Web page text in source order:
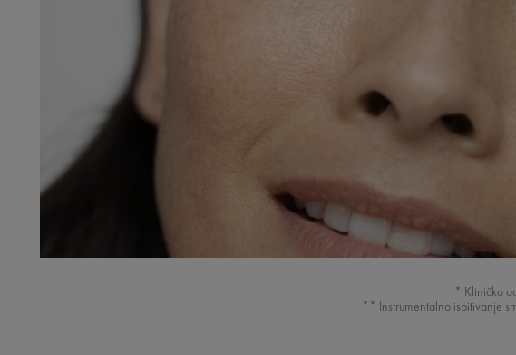
* Kliničko
** Instrumentalno ispitivanje